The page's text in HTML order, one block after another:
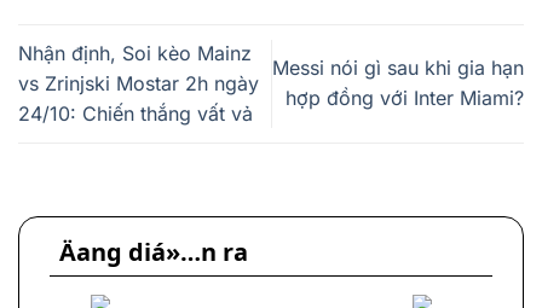
Nhận định, Soi kèo Mainz
vs Zrinjski Mostar 2h ngày
24/10: Chiến thắng vất vả
Messi nói gì sau khi gia hạn
hợp đồng với Inter Miami?
Äang diá»…n ra